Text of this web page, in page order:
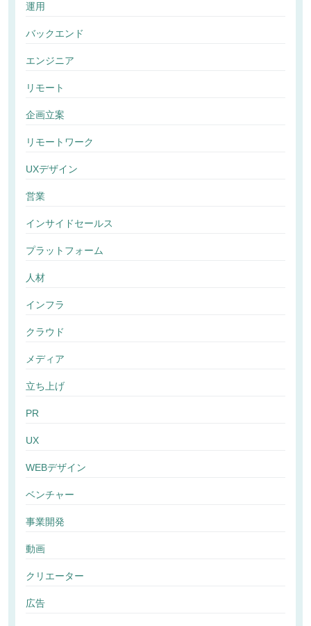
運用
バックエンド
エンジニア
リモート
企画立案
リモートワーク
UXデザイン
営業
インサイドセールス
プラットフォーム
人材
インフラ
クラウド
メディア
立ち上げ
PR
UX
WEBデザイン
ベンチャー
事業開発
動画
クリエーター
広告